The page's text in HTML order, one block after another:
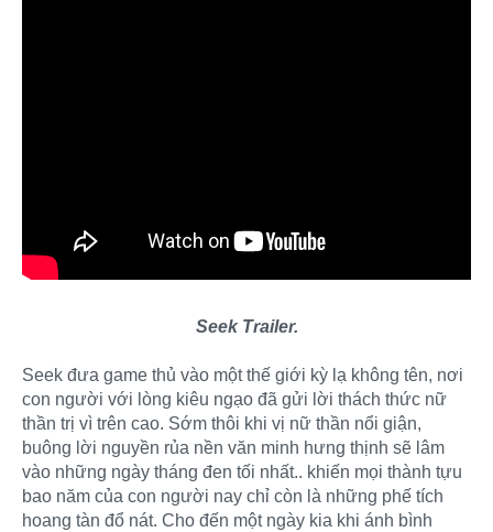
Seek Trailer.
Seek đưa game thủ vào một thế giới kỳ lạ không tên, nơi
con người với lòng kiêu ngạo đã gửi lời thách thức nữ
thần trị vì trên cao. Sớm thôi khi vị nữ thần nổi giận,
buông lời nguyền rủa nền văn minh hưng thịnh sẽ lâm
vào những ngày tháng đen tối nhất.. khiến mọi thành tựu
bao năm của con người nay chỉ còn là những phế tích
hoang tàn đổ nát. Cho đến một ngày kia khi ánh bình